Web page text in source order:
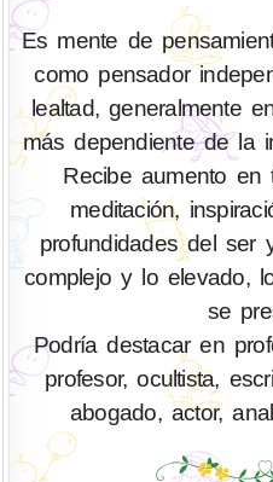
Es mente de
como pensador
lealtad, generalmente
más dependiente de la
Recibe aumento en
meditación,
profundidades del ser
complejo y lo elevado,
se
Podría destacar en
profesor, ocultista,
abogado, actor,